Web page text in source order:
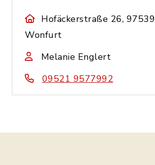
Hofäckerstraße 26, 97539
Wonfurt
Melanie Englert
09521 9577992